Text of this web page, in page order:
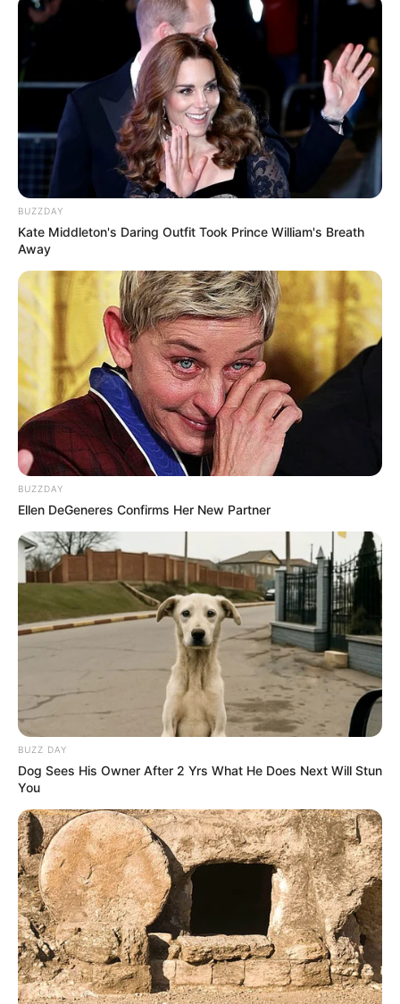
BUZZDAY
Kate Middleton's Daring Outfit Took Prince William's Breath
Away
BUZZDAY
Ellen DeGeneres Confirms Her New Partner
BUZZ DAY
Dog Sees His Owner After 2 Yrs What He Does Next Will Stun
You